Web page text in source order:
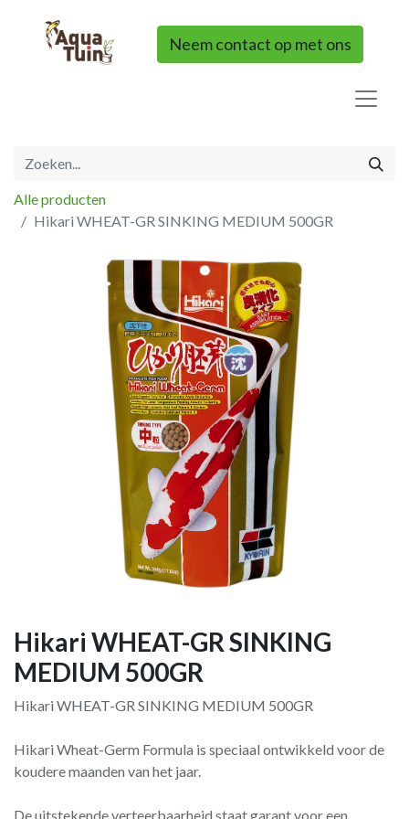
Neem contact op met ons
Alle producten
Hikari WHEAT-GR SINKING MEDIUM 500GR
Hikari WHEAT-GR SINKING
MEDIUM 500GR
Hikari WHEAT-GR SINKING MEDIUM 500GR
Hikari Wheat-Germ Formula is speciaal ontwikkeld voor de
koudere maanden van het jaar.
De uitstekende verteerbaar­heid staat garant voor een